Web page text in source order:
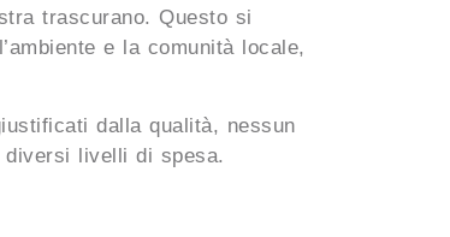
trascurano. Questo si
e la comunità locale,
dalla qualità, nessun
livelli di spesa.